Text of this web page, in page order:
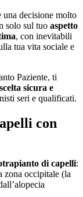
decisione molto
solo sul tuo aspetto
, con inevitabili
tua vita sociale e
Paziente, ti
scelta sicura e
seri e qualificati.
con
di capelli:
zona occipitale (la